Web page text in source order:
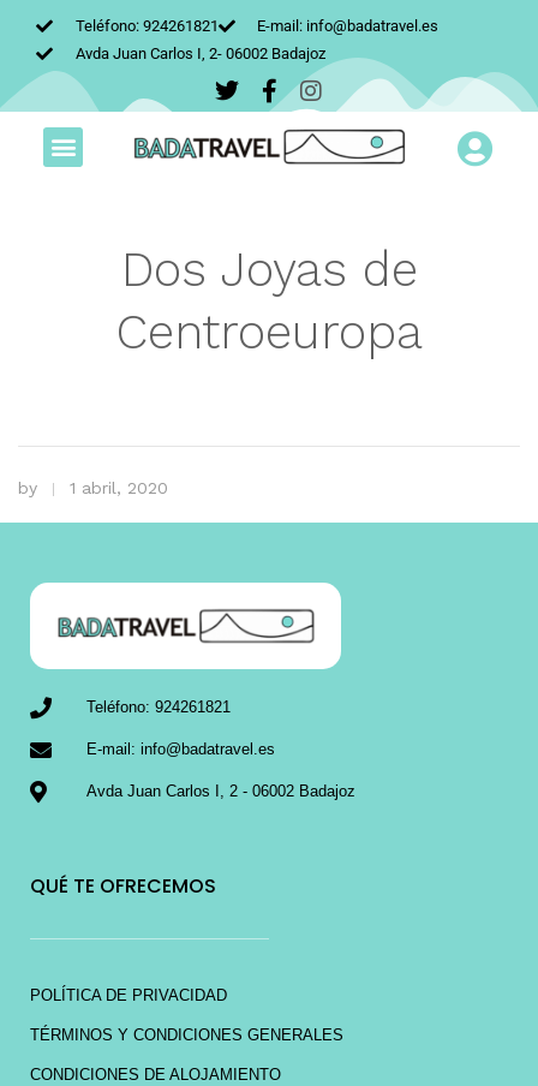
Teléfono: 924261821
E-mail: info@badatravel.es
Avda Juan Carlos I, 2- 06002 Badajoz
Dos Joyas de
Centroeuropa
by 1 abril, 2020
Teléfono: 924261821
E-mail: info@badatravel.es
Avda Juan Carlos I, 2 - 06002 Badajoz
QUÉ TE OFRECEMOS
POLÍTICA DE PRIVACIDAD
TÉRMINOS Y CONDICIONES GENERALES
CONDICIONES DE ALOJAMIENTO